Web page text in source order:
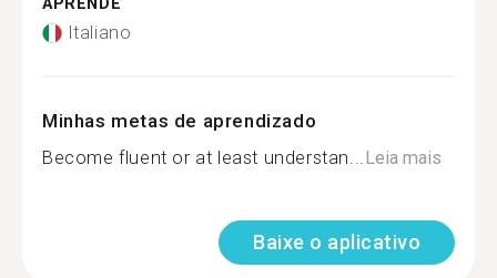
Italiano
Minhas metas de aprendizado
Become fluent or at least understan...Leia mais
Baixe o aplicativo